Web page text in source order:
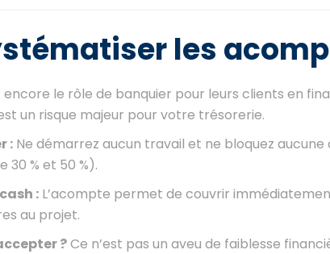
les
le rôle de banquier pour leurs clients en
un risque majeur pour votre trésorerie.
: Ne démarrez aucun travail et ne bloquez
% et 50 %).
: L’acompte permet de couvrir
au projet.
?Ce n’est pas un aveu de faiblesse